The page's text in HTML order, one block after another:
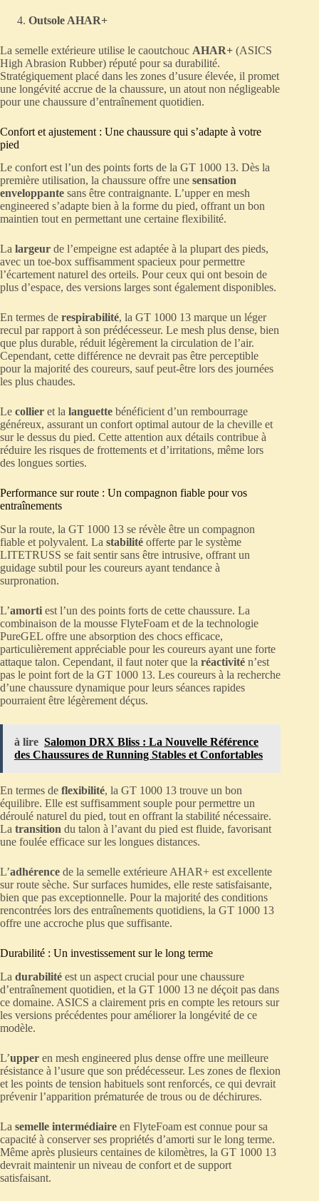
Outsole AHAR+
La semelle extérieure utilise le caoutchouc AHAR+ (ASICS
High Abrasion Rubber) réputé pour sa durabilité.
Stratégiquement placé dans les zones d’usure élevée, il promet
une longévité accrue de la chaussure, un atout non négligeable
pour une chaussure d’entraînement quotidien.
Confort et ajustement : Une chaussure qui s’adapte à votre
pied
Le confort est l’un des points forts de la GT 1000 13. Dès la
première utilisation, la chaussure offre une sensation
enveloppante sans être contraignante. L’upper en mesh
engineered s’adapte bien à la forme du pied, offrant un bon
maintien tout en permettant une certaine flexibilité.
La largeur de l’empeigne est adaptée à la plupart des pieds,
avec un toe-box suffisamment spacieux pour permettre
l’écartement naturel des orteils. Pour ceux qui ont besoin de
plus d’espace, des versions larges sont également disponibles.
En termes de respirabilité, la GT 1000 13 marque un léger
recul par rapport à son prédécesseur. Le mesh plus dense, bien
que plus durable, réduit légèrement la circulation de l’air.
Cependant, cette différence ne devrait pas être perceptible
pour la majorité des coureurs, sauf peut-être lors des journées
les plus chaudes.
Le collier et la languette bénéficient d’un rembourrage
généreux, assurant un confort optimal autour de la cheville et
sur le dessus du pied. Cette attention aux détails contribue à
réduire les risques de frottements et d’irritations, même lors
des longues sorties.
Performance sur route : Un compagnon fiable pour vos
entraînements
Sur la route, la GT 1000 13 se révèle être un compagnon
fiable et polyvalent. La stabilité offerte par le système
LITETRUSS se fait sentir sans être intrusive, offrant un
guidage subtil pour les coureurs ayant tendance à
surpronation.
L’amorti est l’un des points forts de cette chaussure. La
combinaison de la mousse FlyteFoam et de la technologie
PureGEL offre une absorption des chocs efficace,
particulièrement appréciable pour les coureurs ayant une forte
attaque talon. Cependant, il faut noter que la réactivité n’est
pas le point fort de la GT 1000 13. Les coureurs à la recherche
d’une chaussure dynamique pour leurs séances rapides
pourraient être légèrement déçus.
à lire Salomon DRX Bliss : La Nouvelle Référence
des Chaussures de Running Stables et Confortables
En termes de flexibilité, la GT 1000 13 trouve un bon
équilibre. Elle est suffisamment souple pour permettre un
déroulé naturel du pied, tout en offrant la stabilité nécessaire.
La transition du talon à l’avant du pied est fluide, favorisant
une foulée efficace sur les longues distances.
L’adhérence de la semelle extérieure AHAR+ est excellente
sur route sèche. Sur surfaces humides, elle reste satisfaisante,
bien que pas exceptionnelle. Pour la majorité des conditions
rencontrées lors des entraînements quotidiens, la GT 1000 13
offre une accroche plus que suffisante.
Durabilité : Un investissement sur le long terme
La durabilité est un aspect crucial pour une chaussure
d’entraînement quotidien, et la GT 1000 13 ne déçoit pas dans
ce domaine. ASICS a clairement pris en compte les retours sur
les versions précédentes pour améliorer la longévité de ce
modèle.
L’upper en mesh engineered plus dense offre une meilleure
résistance à l’usure que son prédécesseur. Les zones de flexion
et les points de tension habituels sont renforcés, ce qui devrait
prévenir l’apparition prématurée de trous ou de déchirures.
La semelle intermédiaire en FlyteFoam est connue pour sa
capacité à conserver ses propriétés d’amorti sur le long terme.
Même après plusieurs centaines de kilomètres, la GT 1000 13
devrait maintenir un niveau de confort et de support
satisfaisant.